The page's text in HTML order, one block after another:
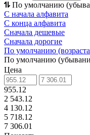
По умолчанию
С начала алфавита
С конца алфавита
Сначала дешевые
Сначала дорогие
По умолчанию
По умолчанию
Цена
955.12
2 543.12
4 130.12
5 718.12
7 306.01